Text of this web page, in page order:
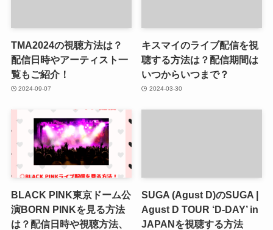
TMA2024の視聴方法は？
配信日時やアーティスト一
覧もご紹介！
2024-09-07
キスマイのライブ配信を視
聴する方法は？配信期間は
いつからいつまで？
2024-03-30
BLACK PINK東京ドーム公
演BORN PINKを見る方法
は？配信日時や視聴方法、
SUGA (Agust D)のSUGA |
Agust D TOUR ‘D-DAY’ in
JAPANを視聴する方法